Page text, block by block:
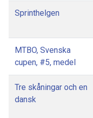
Sprinthelgen
MTBO, Svenska
cupen, #5, medel
Tre skåningar och en
dansk